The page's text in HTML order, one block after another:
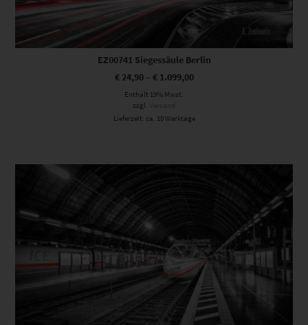
EZ00741 Siegessäule Berlin
€24,90– €1.099,00
Enthält 19% Mwst.
zzgl.
Versand
Lieferzeit: ca. 10 Werktage
Dieses Produkt weist mehrere Varianten auf. Die Optionen können auf der Produktseite gewählt werden